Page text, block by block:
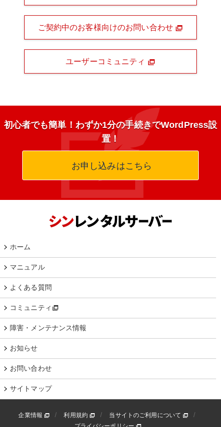
ご契約中のお客様向けのお問い合わせ
ユーザーコミュニティ
初心者でも簡単！わずか1分の手続きでWordPress設
置！
お申し込みはこちら
ホーム
マニュアル
よくある質問
コミュニティ
障害・メンテナンス情報
お知らせ
お問い合わせ
サイトマップ
企業情報 利用規約
当サイトのご利用について